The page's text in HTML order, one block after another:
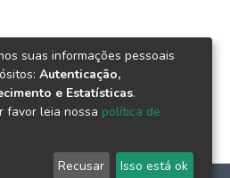
suas informações pessoais
Autenticação,
e Estatísticas.
favor leia nossa política de
Recusar Isso está ok